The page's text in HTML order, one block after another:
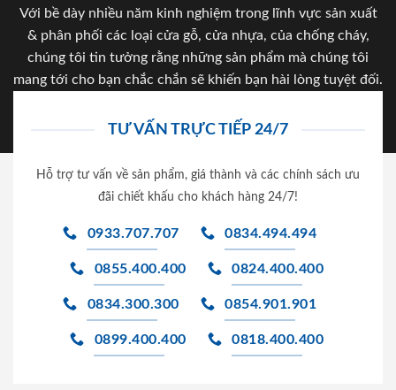
Với bề dày nhiều năm kinh nghiệm trong lĩnh vực sản xuất
& phân phối các loại cửa gỗ, cửa nhựa, của chống cháy,
chúng tôi tin tưởng rằng những sản phẩm mà chúng tôi
mang tới cho bạn chắc chắn sẽ khiến bạn hài lòng tuyệt đối.
TƯ VẤN TRỰC TIẾP 24/7
Hỗ trợ tư vấn về sản phẩm, giá thành và các chính sách ưu
đãi chiết khấu cho khách hàng 24/7!
0933.707.707 0834.494.494
0855.400.400 0824.400.400
0834.300.300 0854.901.901
0899.400.400 0818.400.400